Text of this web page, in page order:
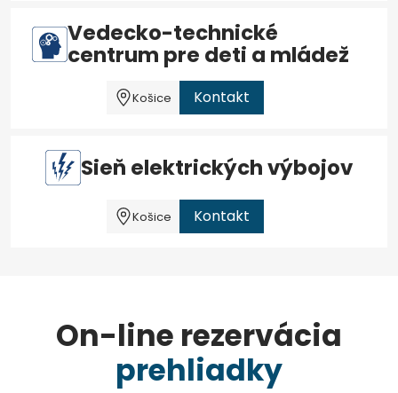
Vedecko-technické
centrum pre deti a mládež
Košice Kontakt
Sieň elektrických výbojov
Košice Kontakt
On-line rezervácia
prehliadky